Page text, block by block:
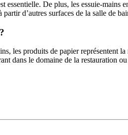
essentielle. De plus, les essuie-
d’autres surfaces de la salle de
les produits de papier représentent
dans le domaine de la restauration